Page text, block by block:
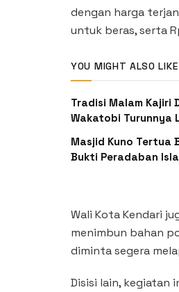
dengan harga
untuk beras, serta
YOU MIGHT ALSO LIKE
Tradisi Malam Kajiri
Wakatobi Turunnya
Masjid Kuno Tertua
Bukti Peradaban
Wali Kota Kendari
menimbun bahan
diminta segera
Disisi lain, kegiatan